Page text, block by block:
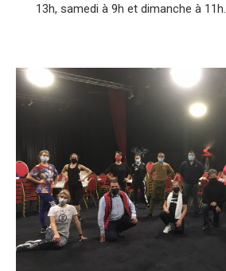
13h, samedi à 9h et dimanche à 11h.